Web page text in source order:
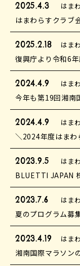
2025.4.3 はま
はまわらすクラブ
2025.2.18 はま
2024.4.9 はま
2024.4.9 はま
＼2024年度はまわ
2023.9.5 はま
BLUETTI JAPAN
2023.7.6 はま
夏のプログラム募
2023.4.19 はま
湘南国際マラソン